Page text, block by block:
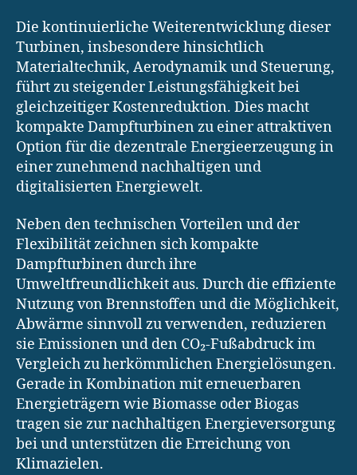
Die kontinuierliche Weiterentwicklung dieser
Turbinen, insbesondere hinsichtlich
Materialtechnik, Aerodynamik und Steuerung,
führt zu steigender Leistungsfähigkeit bei
gleichzeitiger Kostenreduktion. Dies macht
kompakte Dampfturbinen zu einer attraktiven
Option für die dezentrale Energieerzeugung in
einer zunehmend nachhaltigen und
digitalisierten Energiewelt.
Neben den technischen Vorteilen und der
Flexibilität zeichnen sich kompakte
Dampfturbinen durch ihre
Umweltfreundlichkeit aus. Durch die effiziente
Nutzung von Brennstoffen und die Möglichkeit,
Abwärme sinnvoll zu verwenden, reduzieren
sie Emissionen und den CO₂-Fußabdruck im
Vergleich zu herkömmlichen Energielösungen.
Gerade in Kombination mit erneuerbaren
Energieträgern wie Biomasse oder Biogas
tragen sie zur nachhaltigen Energieversorgung
bei und unterstützen die Erreichung von
Klimazielen.